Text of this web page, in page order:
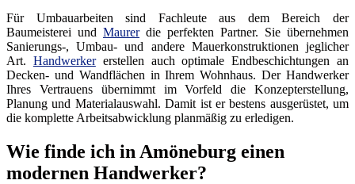
Für Umbauarbeiten sind Fachleute aus dem Bereich der
Baumeisterei und Maurerdie perfekten Partner. Sie übernehmen
Sanierungs-, Umbau- und andere Mauerkonstruktionen jeglicher
Art. Handwerkererstellen auch optimale Endbeschichtungen an
Decken- und Wandflächen in Ihrem Wohnhaus. Der Handwerker
Ihres Vertrauens übernimmt im Vorfeld die Konzepterstellung,
Planung und Materialauswahl. Damit ist er bestens ausgerüstet, um
die komplette Arbeitsabwicklung planmäßig zu erledigen.
Wie finde ich in Amöneburg einen
modernen Handwerker?